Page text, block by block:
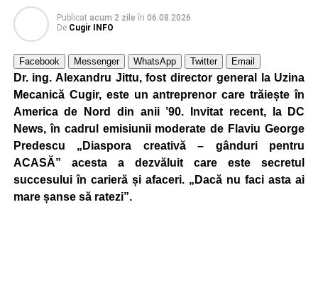
Publicat acum 2 zile în 06.08.2026
De Cugir INFO
Facebook Messenger WhatsApp Twitter Email
Dr. ing. Alexandru Jittu, fost director general la Uzina
Mecanică Cugir, este un antreprenor care trăiește în
America de Nord din anii ’90. Invitat recent, la DC
News, în cadrul emisiunii moderate de Flaviu George
Predescu „Diaspora creativă – gânduri pentru
ACASĂ” acesta a dezvăluit care este secretul
succesului în carieră și afaceri. „Dacă nu faci asta ai
mare șanse să ratezi”.